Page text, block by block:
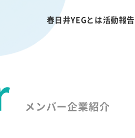
春日井YEGとは活動報告
メンバー企業紹介